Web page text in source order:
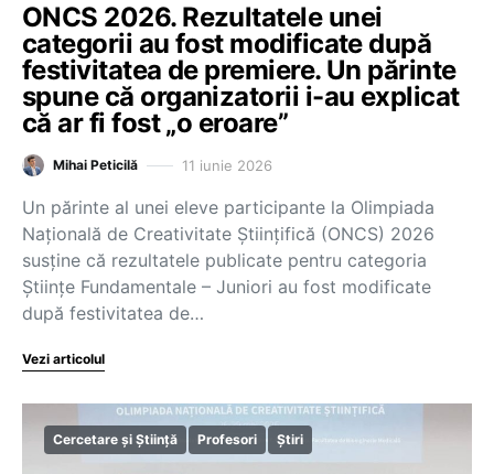
ONCS 2026. Rezultatele unei
categorii au fost modificate după
festivitatea de premiere. Un părinte
spune că organizatorii i-au explicat
că ar fi fost „o eroare”
Mihai Peticilă 11 iunie 2026
Un părinte al unei eleve participante la Olimpiada
Națională de Creativitate Științifică (ONCS) 2026
susține că rezultatele publicate pentru categoria
Științe Fundamentale – Juniori au fost modificate
după festivitatea de…
Vezi articolul
Cercetare și Știință Profesori Știri